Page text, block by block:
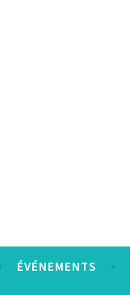
ÉVÉNEMENTS